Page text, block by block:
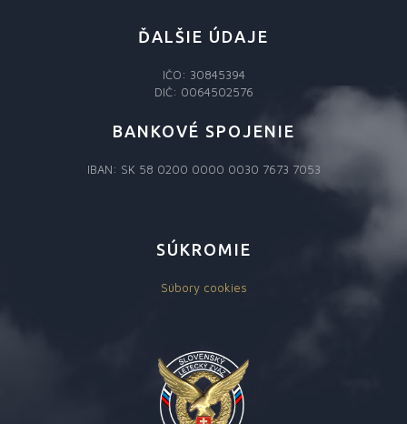
ĎALŠIE ÚDAJE
IČO: 30845394
DIČ: 0064502576
BANKOVÉ SPOJENIE
IBAN: SK 58 0200 0000 0030 7673 7053
SÚKROMIE
Súbory cookies